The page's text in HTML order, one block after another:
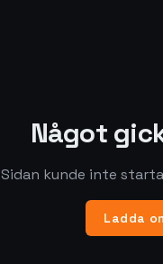
Något
Sidan kunde inte
Ladda